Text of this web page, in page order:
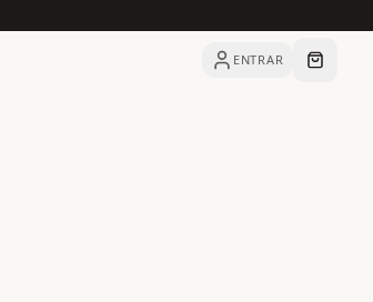
ENTRAR